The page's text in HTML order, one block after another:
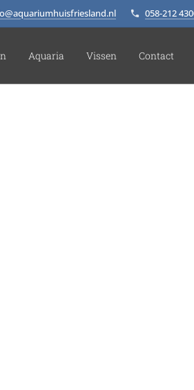
058-212
Aquaria Vissen Contact